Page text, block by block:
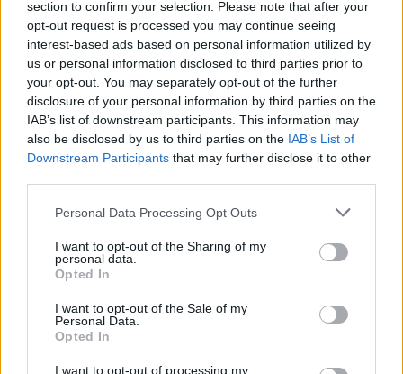
section to confirm your selection. Please note that after your
opt-out request is processed you may continue seeing
interest-based ads based on personal information utilized by
us or personal information disclosed to third parties prior to
your opt-out. You may separately opt-out of the further
disclosure of your personal information by third parties on the
IAB’s list of downstream participants. This information may
also be disclosed by us to third parties on the IAB’s List of
Downstream Participants that may further disclose it to other
Personal Data Processing Opt Outs
I want to opt-out of the Sharing of my
personal data.
Opted In
I want to opt-out of the Sale of my
Personal Data.
Opted In
I want to opt-out of processing my
Jelentőség: Az apai szerep, a gondoskodás és a
férfiminták elismerése.
Trendek 2026-ban: Fókuszban a minőségi idő, a
digitalizációtól való elszakadás és a
fenntarthatóság.
Globális különbségek: Míg nálunk júniusban,
addig Németországban májusban,
Spanyolországban pedig márciusban ünnepelnek.
Kiknek szól? Nemcsak a biológiai apáknak, hanem
Ajándékozási tanács:A személyes, élményalapú
gesztusok többet érnek a tárgyi ajándékoknál.
Gyakran Ismételt Kérdések
(FAQ)
1. Mikor van pontosan Apák napja 2026-ban?